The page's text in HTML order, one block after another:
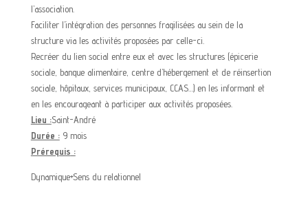
l’association.
Faciliter l’intégration des personnes fragilisées au sein de la
structure via les activités proposées par celle-ci.
Recréer du lien social entre eux et avec les structures (épicerie
sociale, banque alimentaire, centre d’hébergement et de réinsertion
sociale, hôpitaux, services municipaux, CCAS…) en les informant et
en les encourageant à participer aux activités proposées.
Lieu :Saint-André
Durée : 9mois
Prérequis :
Dynamique+Sens du relationnel